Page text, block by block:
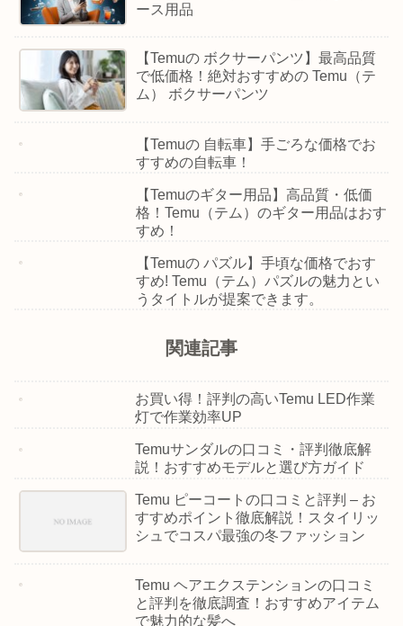
ース用品
【Temuの ボクサーパンツ】最高品質
で低価格！絶対おすすめの Temu（テ
ム） ボクサーパンツ
【Temuの 自転車】手ごろな価格でお
すすめの自転車！
【Temuのギター用品】高品質・低価
格！Temu（テム）のギター用品はおす
すめ！
【Temuの パズル】手頃な価格でおす
すめ! Temu（テム）パズルの魅力とい
うタイトルが提案できます。
関連記事
お買い得！評判の高いTemu LED作業
灯で作業効率UP
Temuサンダルの口コミ・評判徹底解
説！おすすめモデルと選び方ガイド
Temu ピーコートの口コミと評判 – お
すすめポイント徹底解説！スタイリッ
シュでコスパ最強の冬ファッション
Temu ヘアエクステンションの口コミ
と評判を徹底調査！おすすめアイテム
で魅力的な髪へ